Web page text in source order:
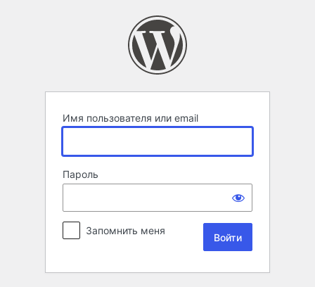
Имя пользователя или email
Пароль
Запомнить меня